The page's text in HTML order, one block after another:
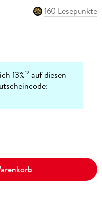
160 Lesepunkte
13%12 auf diesen